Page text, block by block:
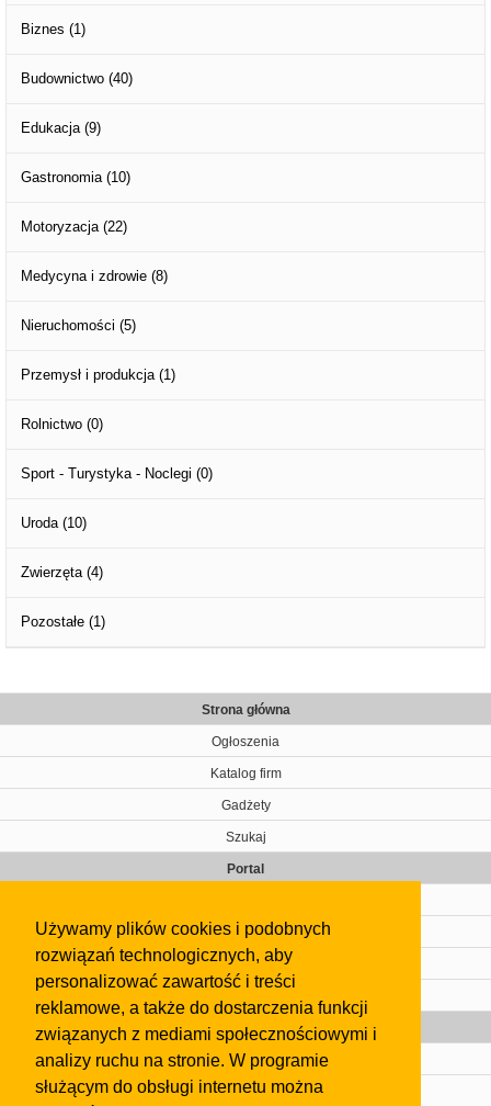
Używamy plików cookies i podobnych
rozwiązań technologicznych, aby
personalizować zawartość i treści
reklamowe, a także do dostarczenia funkcji
związanych z mediami społecznościowymi i
analizy ruchu na stronie. W programie
służącym do obsługi internetu można
Biznes (1)
Budownictwo (40)
Edukacja (9)
Gastronomia (10)
Motoryzacja (22)
Medycyna i zdrowie (8)
Nieruchomości (5)
Przemysł i produkcja (1)
Rolnictwo (0)
Sport - Turystyka - Noclegi (0)
Uroda (10)
Zwierzęta (4)
Pozostałe (1)
Strona główna
Ogłoszenia
Katalog firm
Gadżety
Szukaj
Portal
Kontakt
Regulamin
Gazeta
Olkusz
Kontakt